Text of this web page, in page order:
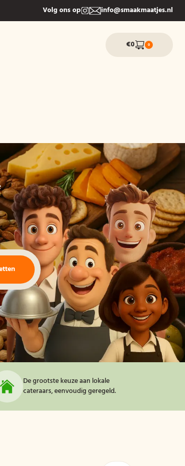
Volg ons op info@smaakmaatjes.nl
€0 0
De grootste keuze aan lokale
cateraars, eenvoudig geregeld.